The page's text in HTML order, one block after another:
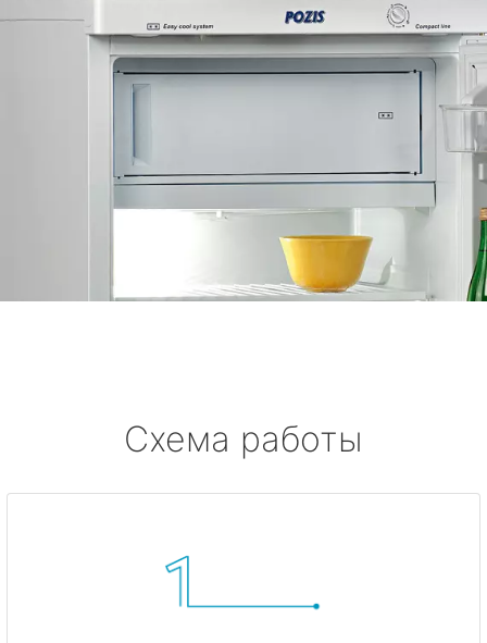
Схема работы